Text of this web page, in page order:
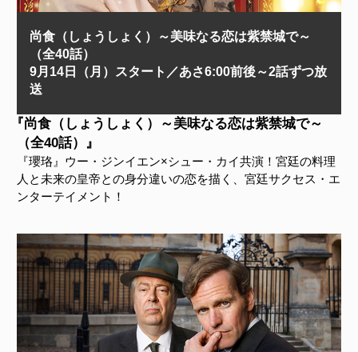
尚食（しょうしょく）～美味なる恋は紫禁城で～
（全40話）
9月14日（月）スタート／あさ6:00前後～2話ずつ放
送
『尚食（しょうしょく）～美味なる恋は紫禁城で～
（全40話）』
『瓔珞』ウー・ジンイエン×シュー・カイ共演！宮廷の料理
人と未来の皇帝との身分違いの恋を描く、宮廷サクセス・エ
ンターテイメント！